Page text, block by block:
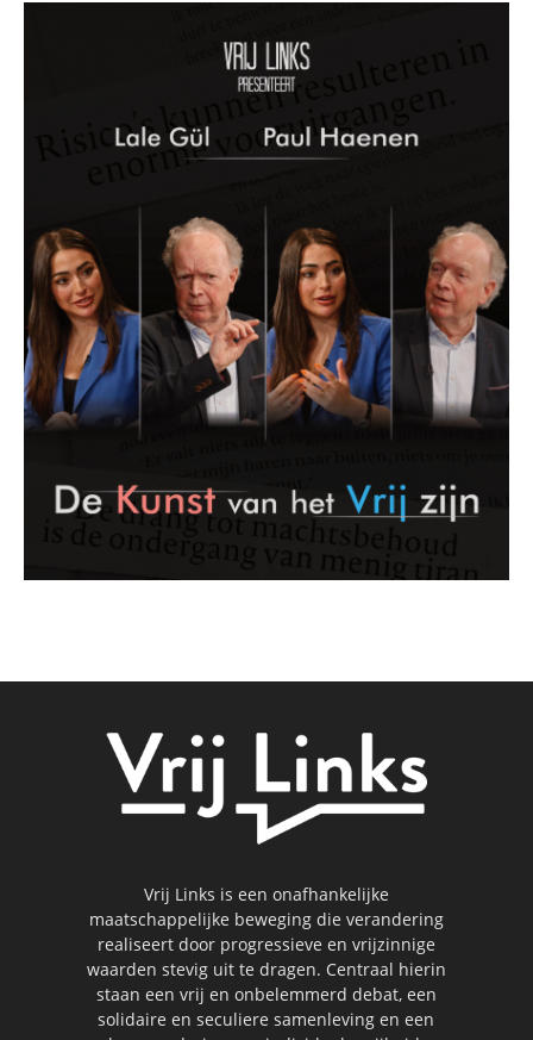
Vrij Links is een onafhankelijke
maatschappelijke beweging die verandering
realiseert door progressieve en vrijzinnige
waarden stevig uit te dragen. Centraal hierin
staan een vrij en onbelemmerd debat, een
solidaire en seculiere samenleving en een